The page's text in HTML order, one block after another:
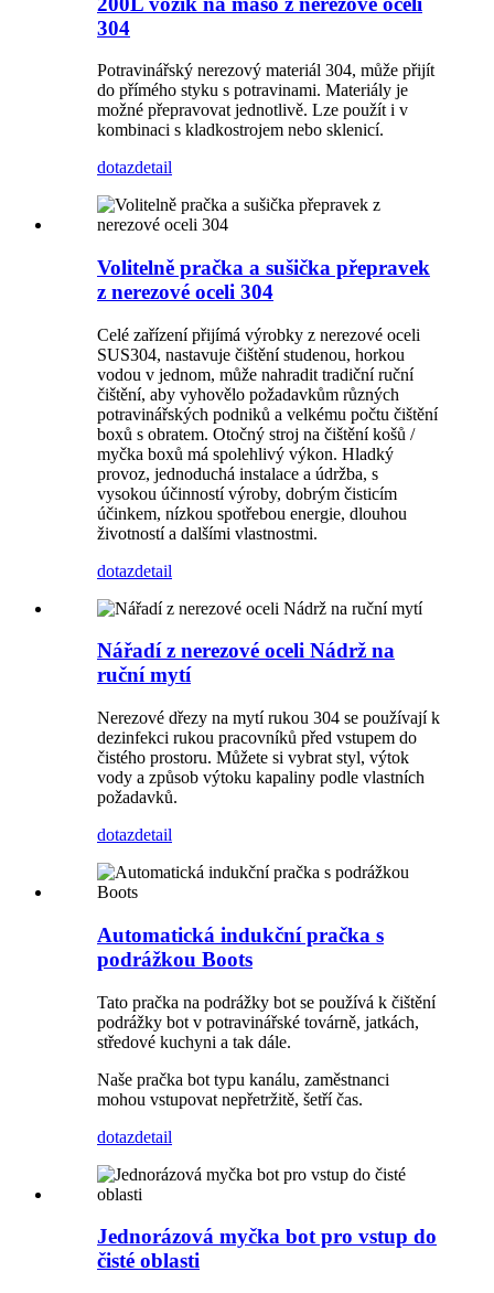
304
Potravinářský nerezový materiál 304, může přijít
do přímého styku s potravinami. Materiály je
možné přepravovat jednotlivě. Lze použít i v
kombinaci s kladkostrojem nebo sklenicí.
dotazdetail
Volitelně pračka a sušička přepravek
z nerezové oceli 304
Celé zařízení přijímá výrobky z nerezové oceli
SUS304, nastavuje čištění studenou, horkou
vodou v jednom, může nahradit tradiční ruční
čištění, aby vyhovělo požadavkům různých
potravinářských podniků a velkému počtu čištění
boxů s obratem. Otočný stroj na čištění košů /
myčka boxů má spolehlivý výkon. Hladký
provoz, jednoduchá instalace a údržba, s
vysokou účinností výroby, dobrým čisticím
účinkem, nízkou spotřebou energie, dlouhou
životností a dalšími vlastnostmi.
dotazdetail
Nářadí z nerezové oceli Nádrž na
ruční mytí
Nerezové dřezy na mytí rukou 304 se používají k
dezinfekci rukou pracovníků před vstupem do
čistého prostoru. Můžete si vybrat styl, výtok
vody a způsob výtoku kapaliny podle vlastních
požadavků.
dotazdetail
Automatická indukční pračka s
podrážkou Boots
Tato pračka na podrážky bot se používá k čištění
podrážky bot v potravinářské továrně, jatkách,
středové kuchyni a tak dále.
Naše pračka bot typu kanálu, zaměstnanci
mohou vstupovat nepřetržitě, šetří čas.
dotazdetail
Jednorázová myčka bot pro vstup do
čisté oblasti